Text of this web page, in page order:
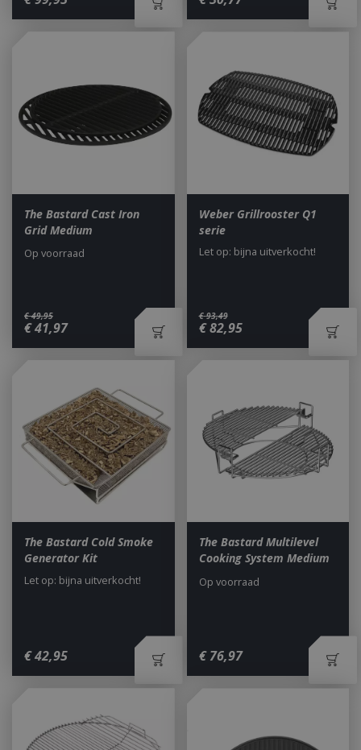
The Bastard Cast Iron
Grid Medium
€ 49,95
€41,97
Op voorraad
Weber Grillrooster Q1
serie
€ 93,49
€ 82,95
Let op: bijna uitverkocht!
The Bastard Cold Smoke
Generator Kit
€42,95
Let op: bijna uitverkocht!
The Bastard Multilevel
Cooking System Medium
€ 76,97
Op voorraad